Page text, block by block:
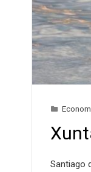
Santiago